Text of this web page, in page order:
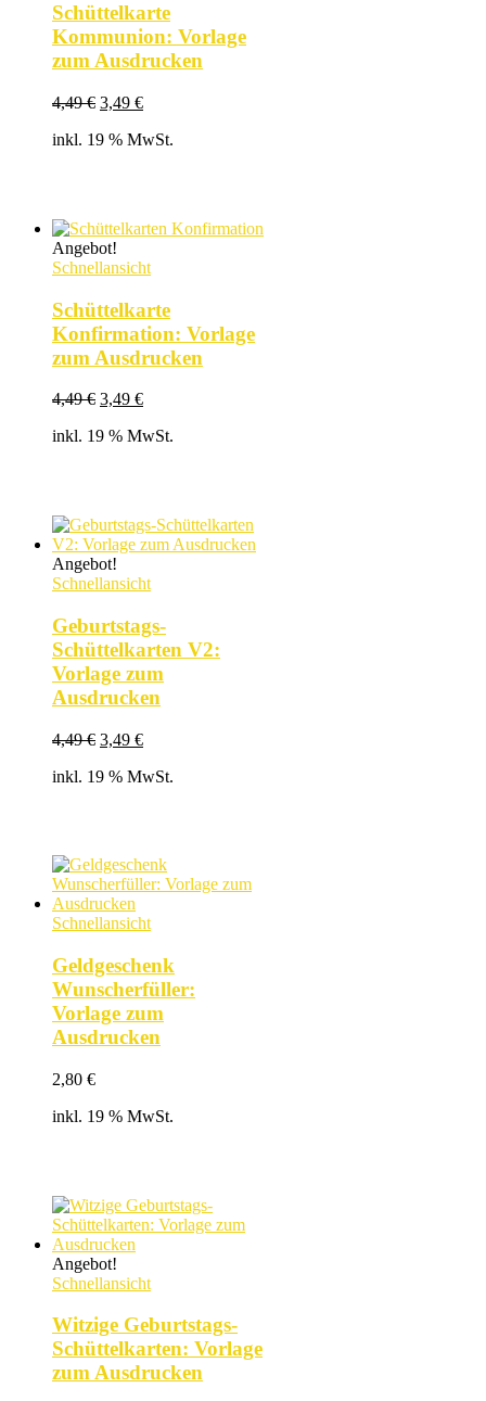
Schüttelkarte
Kommunion: Vorlage
zum Ausdrucken
4,49€ Ursprünglicher
war:
3,49 €Aktueller
ist:
inkl. 19 % MwSt.
Angebot!
Schnellansicht
Schüttelkarte
Konfirmation: Vorlage
zum Ausdrucken
4,49€ Ursprünglicher
war:
3,49 €Aktueller
ist:
inkl. 19 % MwSt.
Angebot!
Schnellansicht
Geburtstags-
Schüttelkarten V2:
Vorlage zum
Ausdrucken
4,49€ Ursprünglicher
war:
3,49 €Aktueller
ist:
inkl. 19 % MwSt.
Schnellansicht
Geldgeschenk
Wunscherfüller:
Vorlage zum
Ausdrucken
2,80 €
inkl. 19 % MwSt.
Angebot!
Schnellansicht
Witzige Geburtstags-
Schüttelkarten: Vorlage
zum Ausdrucken